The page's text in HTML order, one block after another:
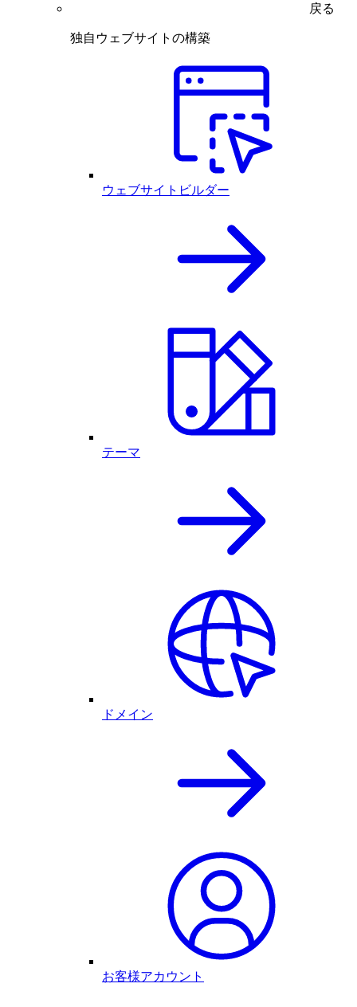
戻る
独自ウェブサイトの構築
ウェブサイトビルダー
テーマ
ドメイン
お客様アカウント